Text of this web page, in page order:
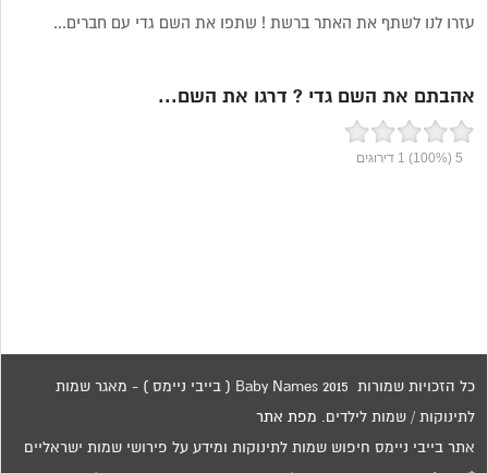
עזרו לנו לשתף את האתר ברשת ! שתפו את השם גדי עם חברים...
אהבתם את השם גדי ? דרגו את השם...
5
(100%)
1 דירוגים
כל הזכויות שמורות 2015 Baby Names ( בייבי ניימס ) - מאגר שמות
לתינוקות / שמות לילדים. מפת אתר
אתר בייבי ניימס חיפוש שמות לתינוקות ומידע על פירושי שמות ישראליים